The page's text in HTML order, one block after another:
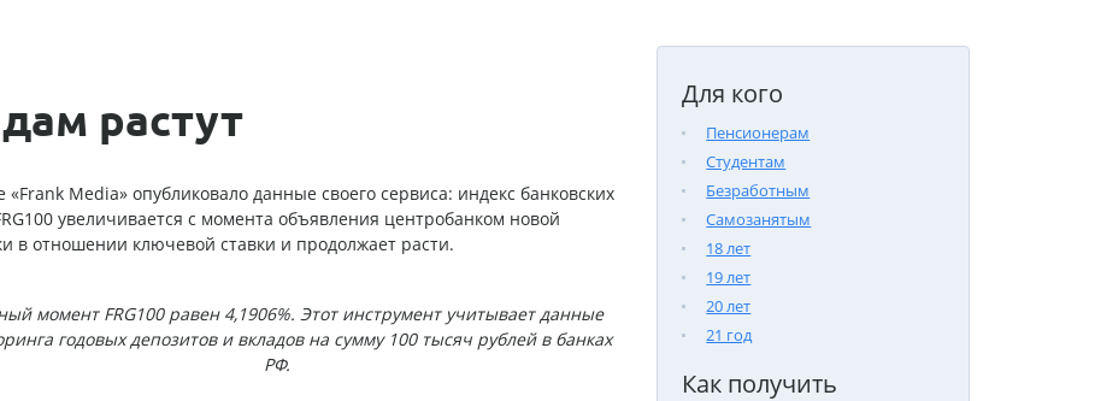
Для кого
Пенсионерам
Студентам
Безработным
Самозанятым
18 лет
19 лет
20 лет
21 год
Как получить
растут
«Frank Media» опубликовало данные своего сервиса: индекс банковских
увеличивается с момента объявления центробанком новой
в отношении ключевой ставки и продолжает расти.
момент FRG100 равен 4,1906%. Этот инструмент учитывает данные
годовых депозитов и вкладов на сумму 100 тысяч рублей в банках
РФ.